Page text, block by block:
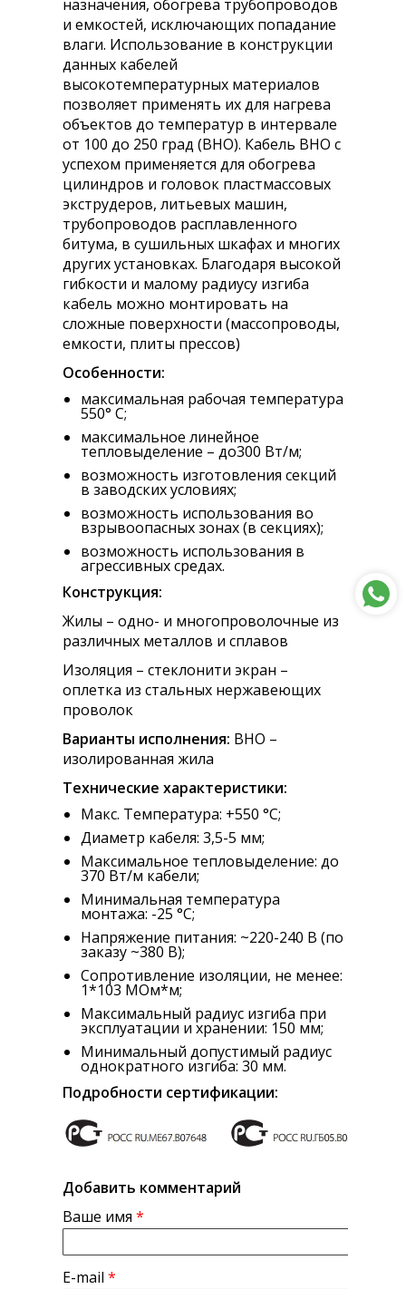
назначения, обогрева трубопроводов
и емкостей, исключающих попадание
влаги. Использование в конструкции
данных кабелей
высокотемпературных материалов
позволяет применять их для нагрева
объектов до температур в интервале
от 100 до 250 град (ВНО). Кабель ВНО с
успехом применяется для обогрева
цилиндров и головок пластмассовых
экструдеров, литьевых машин,
трубопроводов расплавленного
битума, в сушильных шкафах и многих
других установках. Благодаря высокой
гибкости и малому радиусу изгиба
кабель можно монтировать на
сложные поверхности (массопроводы,
емкости, плиты прессов)
Особенности:
максимальная рабочая температура
550° С;
максимальное линейное
тепловыделение – до300 Вт/м;
возможность изготовления секций
в заводских условиях;
возможность использования во
взрывоопасных зонах (в секциях);
возможность использования в
агрессивных средах.
Конструкция:
Жилы – одно- и многопроволочные из
различных металлов и сплавов
Изоляция – стеклонити экран –
оплетка из стальных нержавеющих
проволок
Варианты исполнения: ВНО –
изолированная жила
Технические характеристики:
Макс. Температура: +550 °С;
Диаметр кабеля: 3,5-5 мм;
Максимальное тепловыделение: до
370 Вт/м кабели;
Минимальная температура
монтажа: -25 °С;
Напряжение питания: ~220-240 В (по
заказу ~380 В);
Сопротивление изоляции, не менее:
1*103 МОм*м;
Максимальный радиус изгиба при
эксплуатации и хранении: 150 мм;
Минимальный допустимый радиус
однократного изгиба: 30 мм.
Подробности сертификации:
Добавить комментарий
Ваше имя *
E-mail *